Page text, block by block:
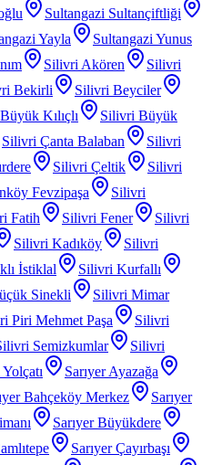
Sultangazi Sultançiftliği
Yayla
Sultangazi Yunus
Silivri Akören
Silivri
Bekirli
Silivri Beyciler
Kılıçlı
Silivri Büyük
Silivri Çanta Balaban
Silivri
Silivri Çeltik
Silivri
Fevzipaşa
Silivri
Fatih Silivri Fener
Silivri
Silivri Kadıköy
Silivri
İstiklal
Silivri Kurfallı
Sinekli
Silivri Mimar
Piri Mehmet Paşa
Silivri
Semizkumlar
Silivri
Sarıyer Ayazağa
Bahçeköy Merkez
Sarıyer
Sarıyer Büyükdere
Sarıyer Çayırbaşı